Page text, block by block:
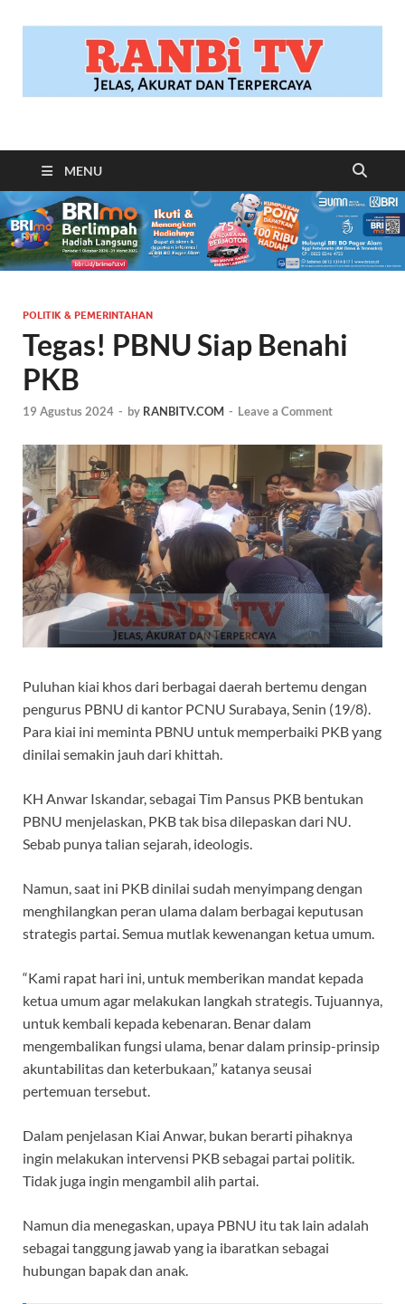
RANBITV.COM
MENU
POLITIK & PEMERINTAHAN
Tegas! PBNU Siap Benahi
PKB
19 Agustus 2024 - by RANBITV.COM - Leave a Comment
Puluhan kiai khos dari berbagai daerah bertemu dengan
pengurus PBNU di kantor PCNU Surabaya, Senin (19/8).
Para kiai ini meminta PBNU untuk memperbaiki PKB yang
dinilai semakin jauh dari khittah.
KH Anwar Iskandar, sebagai Tim Pansus PKB bentukan
PBNU menjelaskan, PKB tak bisa dilepaskan dari NU.
Sebab punya talian sejarah, ideologis.
Namun, saat ini PKB dinilai sudah menyimpang dengan
menghilangkan peran ulama dalam berbagai keputusan
strategis partai. Semua mutlak kewenangan ketua umum.
“Kami rapat hari ini, untuk memberikan mandat kepada
ketua umum agar melakukan langkah strategis. Tujuannya,
untuk kembali kepada kebenaran. Benar dalam
mengembalikan fungsi ulama, benar dalam prinsip-prinsip
akuntabilitas dan keterbukaan,” katanya seusai
pertemuan tersebut.
Dalam penjelasan Kiai Anwar, bukan berarti pihaknya
ingin melakukan intervensi PKB sebagai partai politik.
Tidak juga ingin mengambil alih partai.
Namun dia menegaskan, upaya PBNU itu tak lain adalah
sebagai tanggung jawab yang ia ibaratkan sebagai
hubungan bapak dan anak.